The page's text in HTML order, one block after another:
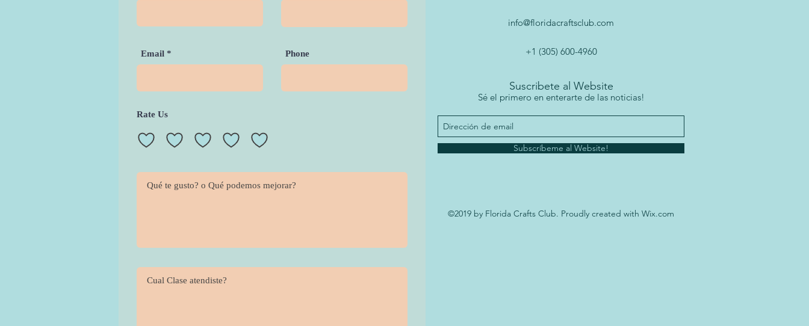
info@floridacraftsclub.com
+1 (305) 600-4960
Suscribete al Website
Sé el primero en enterarte de las noticias!
Subscríbeme al Website!
©2019 by Florida Crafts Club. Proudly created with Wix.com
Email Phone
Rate Us